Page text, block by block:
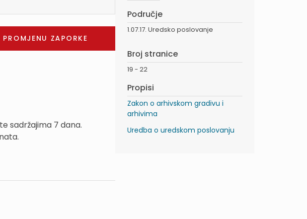
sadržajima 7 dana.
Područje
1.07.17. Uredsko poslovanje
Broj stranice
19 - 22
Propisi
Zakon o arhivskom gradivu i
arhivima
Uredba o uredskom poslovanju